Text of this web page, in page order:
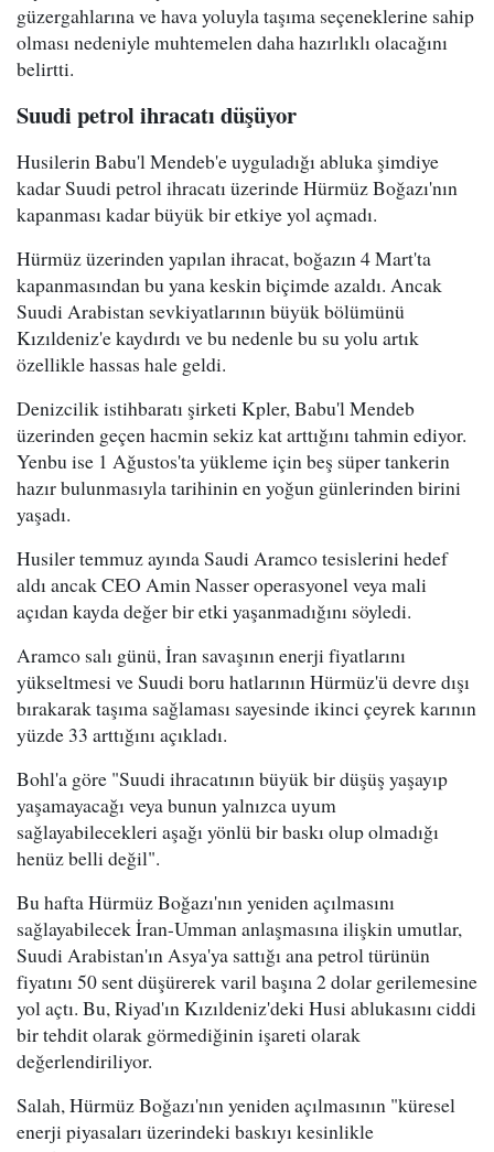
güzergahlarına ve hava yoluyla taşıma seçeneklerine sahip
olması nedeniyle muhtemelen daha hazırlıklı olacağını
belirtti.
Suudi petrol ihracatı düşüyor
Husilerin Babu'l Mendeb'e uyguladığı abluka şimdiye
kadar Suudi petrol ihracatı üzerinde Hürmüz Boğazı'nın
kapanması kadar büyük bir etkiye yol açmadı.
Hürmüz üzerinden yapılan ihracat, boğazın 4 Mart'ta
kapanmasından bu yana keskin biçimde azaldı. Ancak
Suudi Arabistan sevkiyatlarının büyük bölümünü
Kızıldeniz'e kaydırdı ve bu nedenle bu su yolu artık
özellikle hassas hale geldi.
Denizcilik istihbaratı şirketi Kpler, Babu'l Mendeb
üzerinden geçen hacmin sekiz kat arttığını tahmin ediyor.
Yenbu ise 1 Ağustos'ta yükleme için beş süper tankerin
hazır bulunmasıyla tarihinin en yoğun günlerinden birini
yaşadı.
Husiler temmuz ayında Saudi Aramco tesislerini hedef
aldı ancak CEO Amin Nasser operasyonel veya mali
açıdan kayda değer bir etki yaşanmadığını söyledi.
Aramco salı günü, İran savaşının enerji fiyatlarını
yükseltmesi ve Suudi boru hatlarının Hürmüz'ü devre dışı
bırakarak taşıma sağlaması sayesinde ikinci çeyrek karının
yüzde 33 arttığını açıkladı.
Bohl'a göre "Suudi ihracatının büyük bir düşüş yaşayıp
yaşamayacağı veya bunun yalnızca uyum
sağlayabilecekleri aşağı yönlü bir baskı olup olmadığı
henüz belli değil".
Bu hafta Hürmüz Boğazı'nın yeniden açılmasını
sağlayabilecek İran-Umman anlaşmasına ilişkin umutlar,
Suudi Arabistan'ın Asya'ya sattığı ana petrol türünün
fiyatını 50 sent düşürerek varil başına 2 dolar gerilemesine
yol açtı. Bu, Riyad'ın Kızıldeniz'deki Husi ablukasını ciddi
bir tehdit olarak görmediğinin işareti olarak
değerlendiriliyor.
Salah, Hürmüz Boğazı'nın yeniden açılmasının "küresel
enerji piyasaları üzerindeki baskıyı kesinlikle